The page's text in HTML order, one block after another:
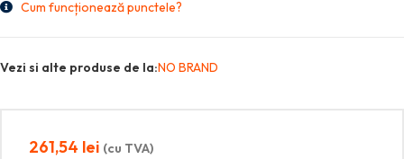
Cum funcționează punctele?
Vezi si alte produse de la:NO BRAND
261,54 lei (cu TVA)